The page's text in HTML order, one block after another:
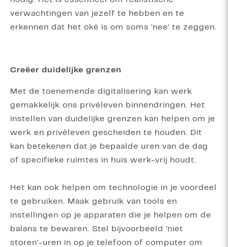
verwachtingen van jezelf te hebben en te
erkennen dat het oké is om soms 'nee' te zeggen.
Creëer duidelijke grenzen
Met de toenemende digitalisering kan werk
gemakkelijk ons privéleven binnendringen. Het
instellen van duidelijke grenzen kan helpen om je
werk en privéleven gescheiden te houden. Dit
kan betekenen dat je bepaalde uren van de dag
of specifieke ruimtes in huis werk-vrij houdt.
Het kan ook helpen om technologie in je voordeel
te gebruiken. Maak gebruik van tools en
instellingen op je apparaten die je helpen om de
balans te bewaren. Stel bijvoorbeeld 'niet
storen'-uren in op je telefoon of computer om